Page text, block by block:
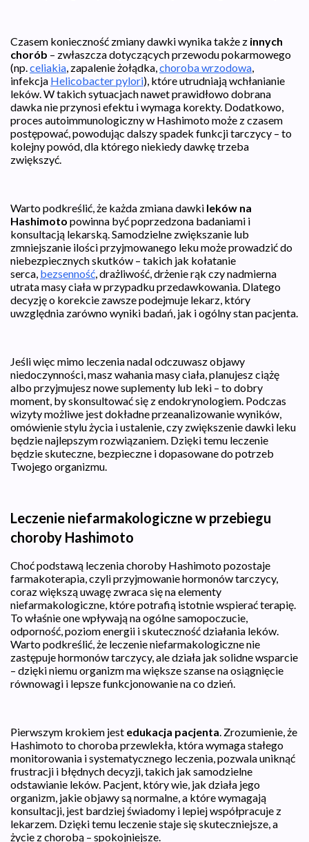
Czasem konieczność zmiany dawki wynika także z innych
chorób – zwłaszcza dotyczących przewodu pokarmowego
(np. celiakia , zapalenie żołądka, choroba wrzodowa
infekcja Helicobacter pylori), które utrudniają wchłanianie
leków. W takich sytuacjach nawet prawidłowo dobrana
dawka nie przynosi efektu i wymaga korekty. Dodatkowo,
proces autoimmunologiczny w Hashimoto może z czasem
postępować, powodując dalszy spadek funkcji tarczycy – to
kolejny powód, dla którego niekiedy dawkę trzeba
zwiększyć.
Warto podkreślić, że każda zmiana dawki leków na
Hashimoto powinna być poprzedzona badaniami i
konsultacją lekarską. Samodzielne zwiększanie lub
zmniejszanie ilości przyjmowanego leku może prowadzić do
niebezpiecznych skutków – takich jak kołatanie
serca, bezsenność , drażliwość, drżenie rąk czy nadmierna
utrata masy ciała w przypadku przedawkowania. Dlatego
decyzję o korekcie zawsze podejmuje lekarz, który
uwzględnia zarówno wyniki badań, jak i ogólny stan pacjenta.
Jeśli więc mimo leczenia nadal odczuwasz objawy
niedoczynności, masz wahania masy ciała, planujesz ciążę
albo przyjmujesz nowe suplementy lub leki – to dobry
moment, by skonsultować się z endokrynologiem. Podczas
wizyty możliwe jest dokładne przeanalizowanie wyników,
omówienie stylu życia i ustalenie, czy zwiększenie dawki leku
będzie najlepszym rozwiązaniem. Dzięki temu leczenie
będzie skuteczne, bezpieczne i dopasowane do potrzeb
Twojego organizmu.
Leczenie niefarmakologiczne w przebiegu
choroby Hashimoto
Choć podstawą leczenia choroby Hashimoto pozostaje
farmakoterapia, czyli przyjmowanie hormonów tarczycy,
coraz większą uwagę zwraca się na elementy
niefarmakologiczne, które potrafią istotnie wspierać terapię.
To właśnie one wpływają na ogólne samopoczucie,
odporność, poziom energii i skuteczność działania leków.
Warto podkreślić, że leczenie niefarmakologiczne nie
zastępuje hormonów tarczycy, ale działa jak solidne wsparcie
– dzięki niemu organizm ma większe szanse na osiągnięcie
równowagi i lepsze funkcjonowanie na co dzień.
Pierwszym krokiem jest edukacja pacjenta. Zrozumienie, że
Hashimoto to choroba przewlekła, która wymaga stałego
monitorowania i systematycznego leczenia, pozwala uniknąć
frustracji i błędnych decyzji, takich jak samodzielne
odstawianie leków. Pacjent, który wie, jak działa jego
organizm, jakie objawy są normalne, a które wymagają
konsultacji, jest bardziej świadomy i lepiej współpracuje z
lekarzem. Dzięki temu leczenie staje się skuteczniejsze, a
życie z chorobą – spokojniejsze.